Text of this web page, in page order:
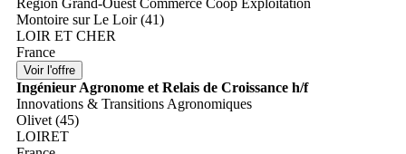
Région Grand-Ouest Commerce Coop Exploitation
Montoire sur Le Loir (41)
LOIR ET CHER
France
Ingénieur Agronome et Relais de Croissance h/f
Innovations & Transitions Agronomiques
Olivet (45)
LOIRET